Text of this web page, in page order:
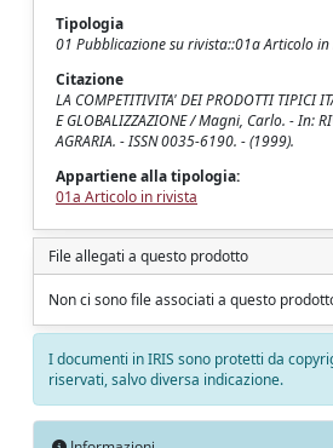
Tipologia
01 Pubblicazione su rivista::01a Articolo
Citazione
LA COMPETITIVITA' DEI PRODOTTI TIPICI
E GLOBALIZZAZIONE / Magni, Carlo. - In:
AGRARIA. - ISSN 0035-6190. - (1999).
Appartiene alla tipologia:
01a Articolo in rivista
File allegati a questo prodotto
Non ci sono file associati a questo
I documenti in IRIS sono protetti da
riservati, salvo diversa indicazione.